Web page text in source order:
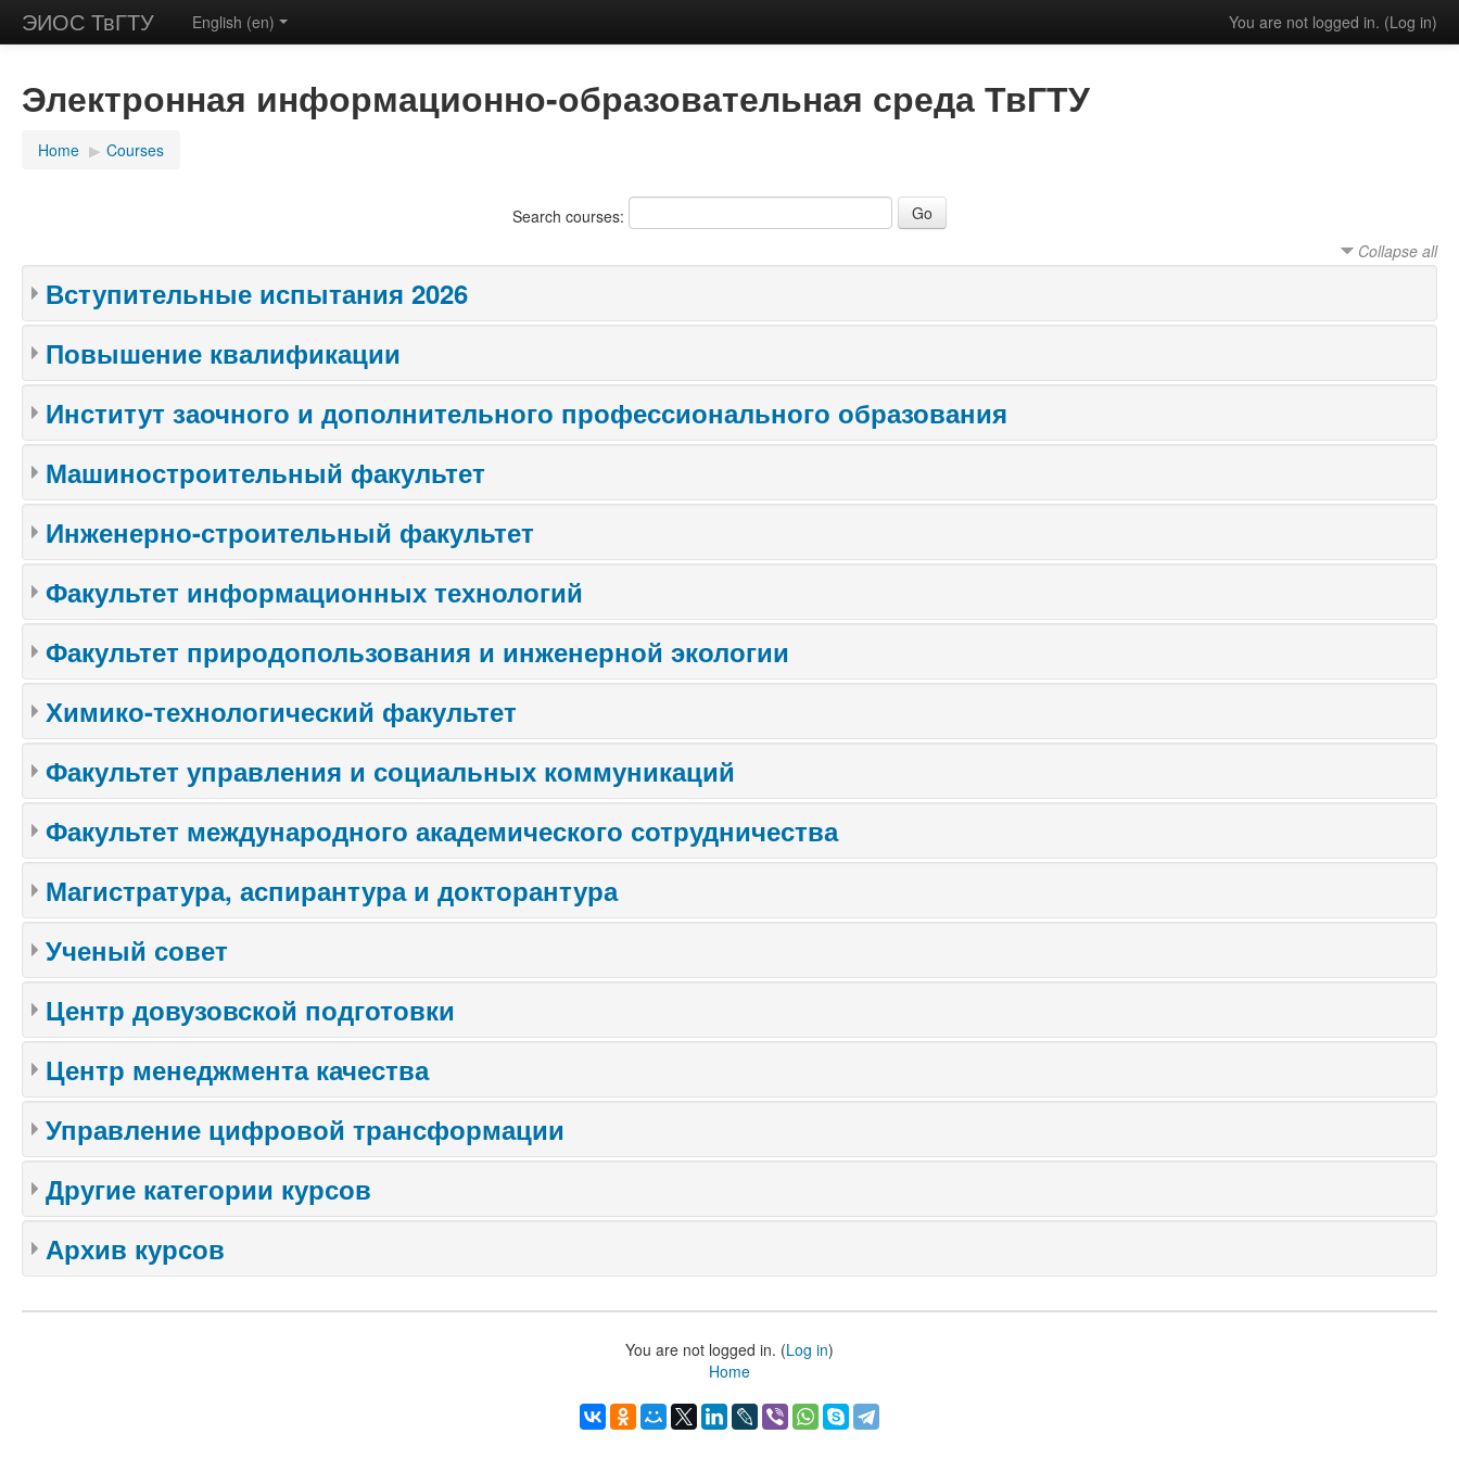
ЭИОС ТвГТУ You are not logged in. (Log in)
English (en)
Электронная информационно-образовательная среда ТвГТУ
Home ▶ Courses
Search courses:
Collapse all
Вступительные испытания 2026
Повышение квалификации
Институт заочного и дополнительного профессионального образования
Машиностроительный факультет
Инженерно-строительный факультет
Факультет информационных технологий
Факультет природопользования и инженерной экологии
Химико-технологический факультет
Факультет управления и социальных коммуникаций
Факультет международного академического сотрудничества
Магистратура, аспирантура и докторантура
Ученый совет
Центр довузовской подготовки
Центр менеджмента качества
Управление цифровой трансформации
Другие категории курсов
Архив курсов
You are not logged in. (Log in)
Home